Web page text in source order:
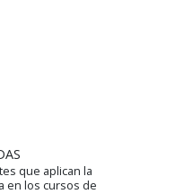
que aplican la
en los cursos de